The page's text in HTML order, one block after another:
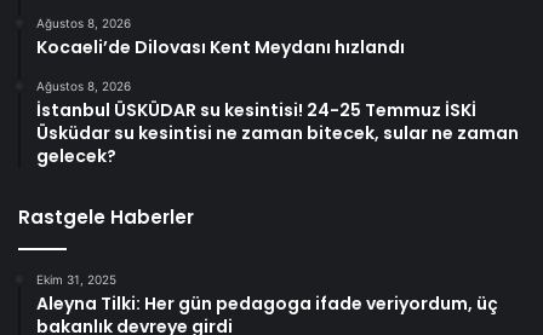
Ağustos 8, 2026
Kocaeli’de Dilovası Kent Meydanı hızlandı
Ağustos 8, 2026
İstanbul ÜSKÜDAR su kesintisi! 24-25 Temmuz İSKİ
Üsküdar su kesintisi ne zaman bitecek, sular ne zaman
gelecek?
Rastgele Haberler
Ekim 31, 2025
Aleyna Tilki: Her gün pedagoga ifade veriyordum, üç
bakanlık devreye girdi